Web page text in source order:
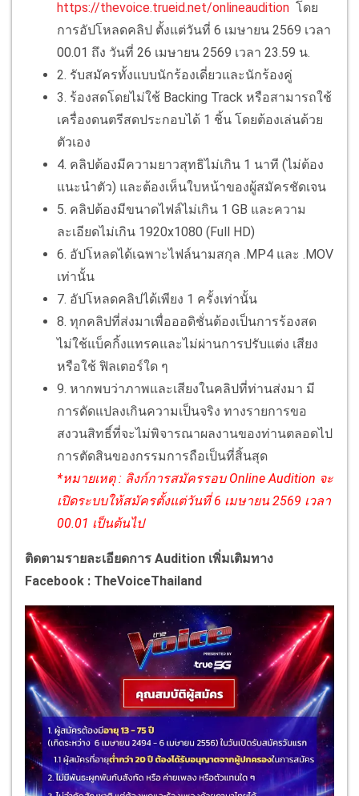
https://thevoice.trueid.net/onlineaudition โดย
การอัปโหลดคลิป ตั้งแต่วันที่ 6 เมษายน 2569 เวลา
00.01 ถึง วันที่ 26 เมษายน 2569 เวลา 23.59 น.
2. รับสมัครทั้งแบบนักร้องเดี่ยวและนักร้องคู่
3. ร้องสดโดยไม่ใช้ Backing Track หรือสามารถใช้
เครื่องดนตรีสดประกอบได้ 1 ชิ้น โดยต้องเล่นด้วย
ตัวเอง
4. คลิปต้องมีความยาวสุทธิไม่เกิน 1 นาที (ไม่ต้อง
แนะนำตัว) และต้องเห็นใบหน้าของผู้สมัครชัดเจน
5. คลิปต้องมีขนาดไฟล์ไม่เกิน 1 GB และความ
ละเอียดไม่เกิน 1920x1080 (Full HD)
6. อัปโหลดได้เฉพาะไฟล์นามสกุล .MP4 และ .MOV
เท่านั้น
7. อัปโหลดคลิปได้เพียง 1 ครั้งเท่านั้น
8. ทุกคลิปที่ส่งมาเพื่อออดิชั่นต้องเป็นการร้องสด
ไม่ใช้แบ็คกิ้งแทรคและไม่ผ่านการปรับแต่ง เสียง
หรือใช้ ฟิลเตอร์ใด ๆ
9. หากพบว่าภาพและเสียงในคลิปที่ท่านส่งมา มี
การดัดแปลงเกินความเป็นจริง ทางรายการขอ
สงวนสิทธิ์ที่จะไม่พิจารณาผลงานของท่านตลอดไป
การตัดสินของกรรมการถือเป็นที่สิ้นสุด
*หมายเหตุ : ลิงก์การสมัครรอบ Online Audition จะ
เปิดระบบให้สมัครตั้งแต่วันที่ 6 เมษายน 2569 เวลา
00.01 เป็นต้นไป
ติดตามรายละเอียดการ Audition เพิ่มเติมทาง
Facebook : TheVoiceThailand